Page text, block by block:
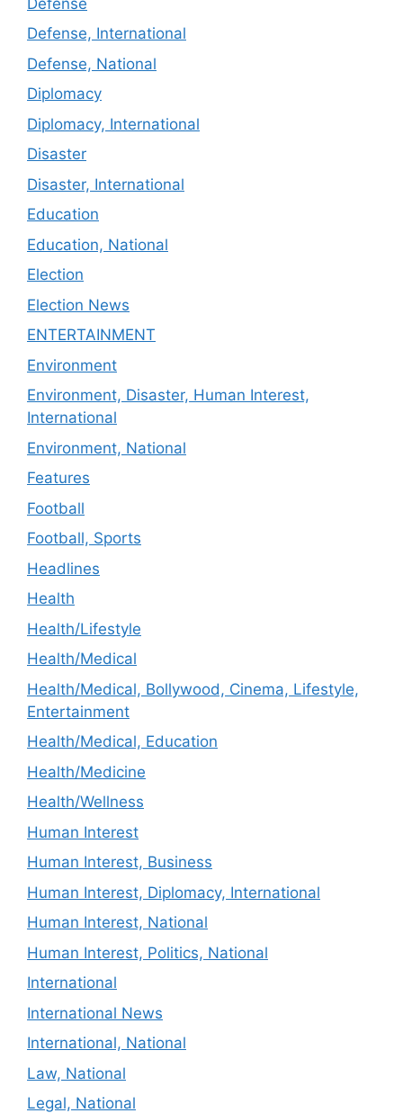
Defense, International
Defense, National
Diplomacy
Diplomacy, International
Disaster
Disaster, International
Education
Education, National
Election
Election News
ENTERTAINMENT
Environment
Environment, Disaster, Human Interest,
International
Environment, National
Features
Football
Football, Sports
Headlines
Health
Health/Lifestyle
Health/Medical
Health/Medical, Bollywood, Cinema, Lifestyle,
Entertainment
Health/Medical, Education
Health/Medicine
Health/Wellness
Human Interest
Human Interest, Business
Human Interest, Diplomacy, International
Human Interest, National
Human Interest, Politics, National
International
International News
International, National
Law, National
Legal, National